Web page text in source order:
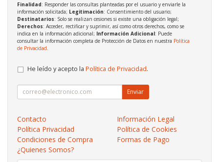
Finalidad: Responder las consultas planteadas por el usuario y enviarle la
información solicitada; Legitimación: Consentimiento del usuario;
Destinatarios: Solo se realizan cesiones si existe una obligación legal;
Derechos: Acceder, rectificar y suprimir, así como otros derechos, como se
indica en la información adicional; Información Adicional: Puede
consultar la información completa de Protección de Datos en nuestra Política
de Privacidad
He leído y acepto la Política de Privacidad.
Enviar
Contacto
Información Legal
Política Privacidad
Política de Cookies
Condiciones de Compra
Formas de Pago
¿Quienes Somos?